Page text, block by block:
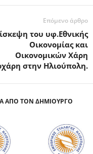
Επόμενο άρθρο
του υφ.Εθνικής
Οικονομίας και
Οικονομικών Χάρη
στην Ηλιούπολη.
ΑΠΟ ΤΟΝ ΔΗΜΙΟΥΡΓΟ